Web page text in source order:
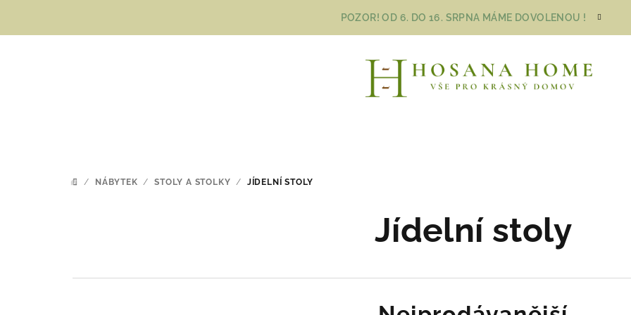
POZOR! OD 6. DO 16. SRPNA MÁME DOVOLENOU !
DOMŮ
/ NÁBYTEK / STOLY A STOLKY / JÍDELNÍ STOLY
Jídelní stoly